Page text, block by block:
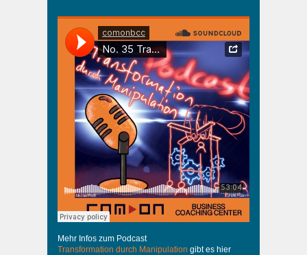
Mehr Infos zum Podcast
Transformation durch Manipulation gibt es hier